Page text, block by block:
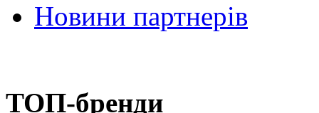
Новини партнерів
ТОП-бренди